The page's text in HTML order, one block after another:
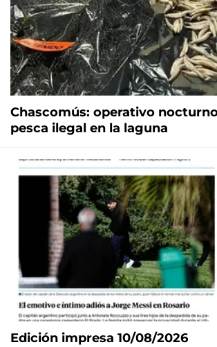
Chascomús: operativo
pesca ilegal en la laguna
Edición impresa 10/08/2026